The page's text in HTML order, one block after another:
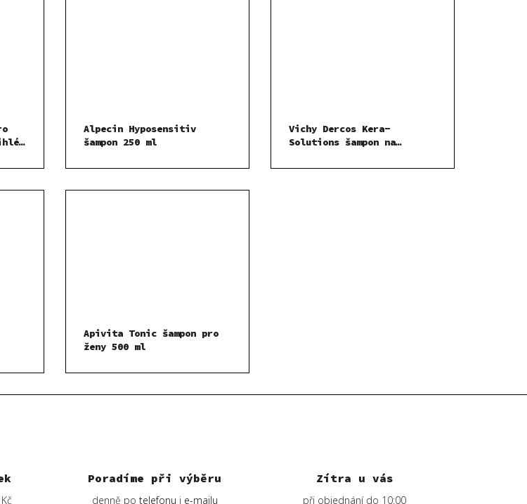
Poradíme při výběru
denně po telefonu i e-mailu
Zítra u vás
při objednání do 10:00
Alpecin Hyposensitiv
šampon 250 ml
Vichy Dercos Kera-
Solutions šampon na
Apivita Tonic šampon pro
ženy 500 ml